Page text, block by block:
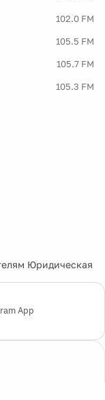
102.0 FM
105.5 FM
105.7 FM
105.3 FM
Юридическая
App